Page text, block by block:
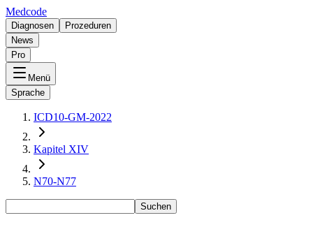
Medcode
Diagnosen
Prozeduren
News
Pro
Menü
Sprache
ICD10-GM-2022
Kapitel XIV
N70-N77
Suchen